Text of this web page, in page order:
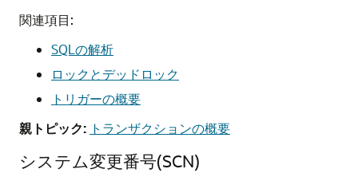
関連項目:
SQLの解析
ロックとデッドロック
トリガーの概要
親トピック: トランザクションの概要
システム変更番号(SCN)